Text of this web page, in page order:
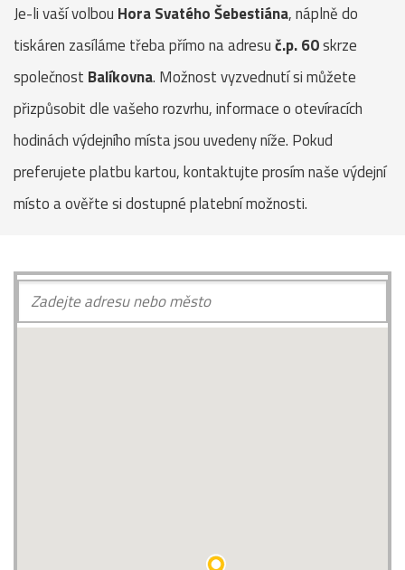
Je-li vaší volbou Hora Svatého Šebestiána, náplně do
tiskáren zasíláme třeba přímo na adresuč.p. 60skrze
společnost Balíkovna. Možnost vyzvednutí si můžete
přizpůsobit dle vašeho rozvrhu, informace o otevíracích
hodinách výdejního místa jsou uvedeny níže. Pokud
preferujete platbu kartou, kontaktujte prosím naše výdejní
místo a ověřte si dostupné platební možnosti.